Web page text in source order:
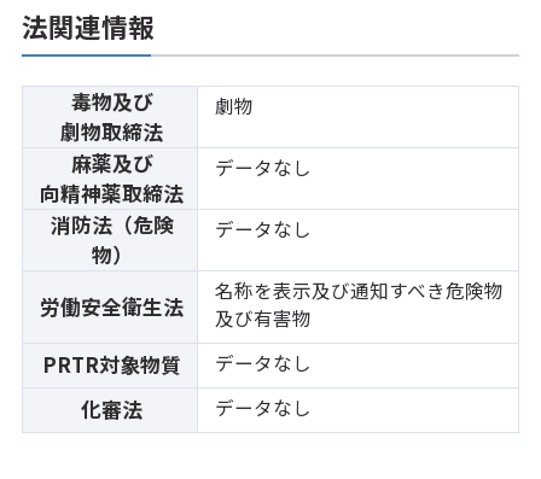
法関連情報
毒物及び
劇物取締法
劇物
麻薬及び
向精神薬取締法
データなし
消防法（危険
物）
データなし
労働安全衛生法
名称を表示及び通知すべき危険物
及び有害物
PRTR対象物質 データなし
化審法 データなし